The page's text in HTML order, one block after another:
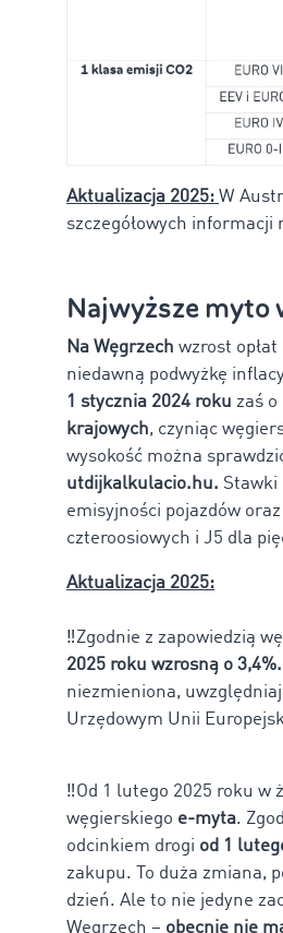
Aktualizacja 2025: W
szczegółowych informacji
Najwyższe myto
Na Węgrzech wzrost
niedawną podwyżkę
1 stycznia 2024 roku zaś o
krajowych, czyniąc
wysokość można
utdijkalkulacio.hu. Stawki
emisyjności pojazdów oraz
czteroosiowych i J5 dla
Aktualizacja 2025:
‼️Zgodnie z zapowiedzią
2025 roku wzrosną o 3,4%.
niezmieniona,
Urzędowym Unii
‼️Od 1 lutego 2025 roku w
węgierskiego e-myta.
odcinkiem drogi od 1
zakupu. To duża zmiana,
dzień. Ale to nie jedyne
Węgrzech – obecnie nie